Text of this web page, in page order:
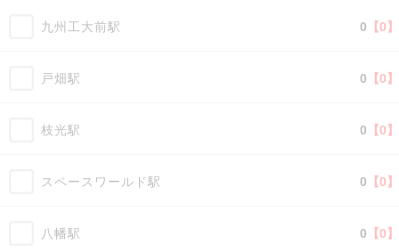
九州工大前駅 【0】
0
戸畑駅 【0】
0
枝光駅 【0】
0
スペースワールド駅 【0】
0
八幡駅 【0】
0